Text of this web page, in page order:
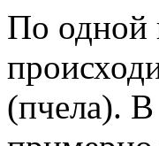
По одной
(пчела). В